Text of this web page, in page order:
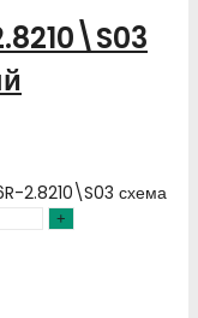
2.8210\S03 схема